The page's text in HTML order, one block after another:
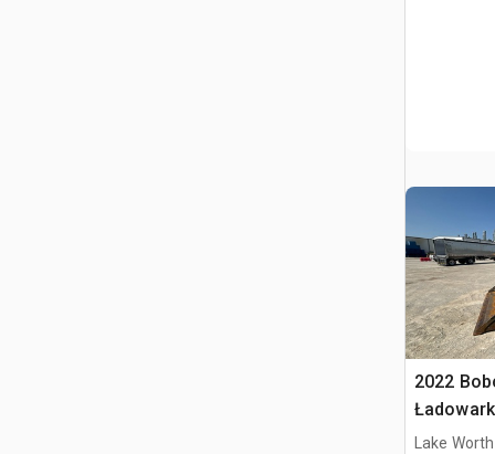
2022
burtowym
Lake